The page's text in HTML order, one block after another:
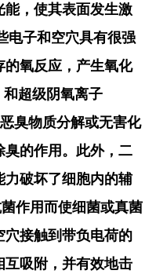
，使其表面发生激
电子和空穴具有很强
的氧反应，产生氧化
超级阴氧离子
臭物质分解或无害化
的作用。此外，二
破坏了细胞内的辅
作用而使细菌或真菌
穴接触到带负电荷的
吸附，并有效地击